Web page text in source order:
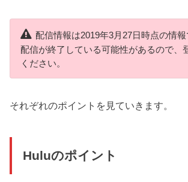
配信情報は2019年3月27日時点の情
配信が終了している可能性があるので、
ください。
それぞれのポイントを見ていきます。
Huluのポイント